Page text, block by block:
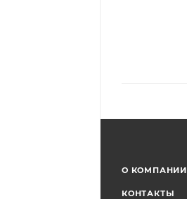
О КОМПАНИИ
КОНТАКТЫ